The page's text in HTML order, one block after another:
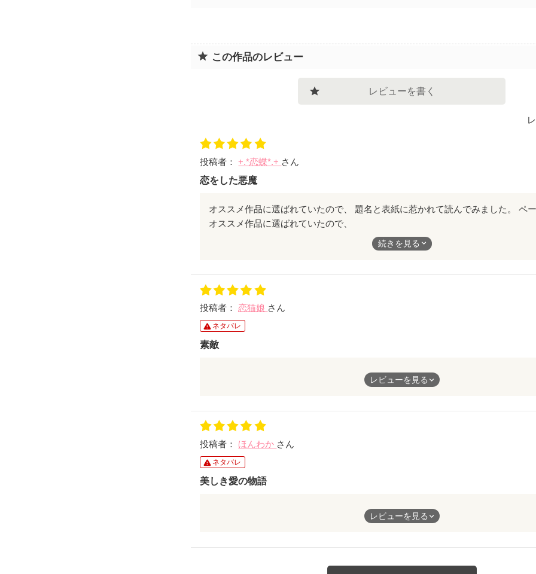
この作品のレビュー
レビューを書く
投稿者：+.*恋蝶*.+ さん
恋をした悪魔
オススメ作品に選ばれていたので、
悲しいけれど、愛おしい…甘くて切ないお話でした。
素晴らしい作品ありがとうございました(≧∀≦)
続きを見る
投稿者：恋猫娘 さん
ネタバレ
素敵
久々に絵本に足を運んで、この作品に出会うことができてよかったです(^^)
素敵なお話でした。
レビューを見る
投稿者： ほんわか さん
ネタバレ
美しき愛の物語
私の美貌に騙されなかった男は居なかった。
だから、きっとこうして優しく微笑みかけてくれる彼も“そう”なのだ。今更幻滅
レビューを見る